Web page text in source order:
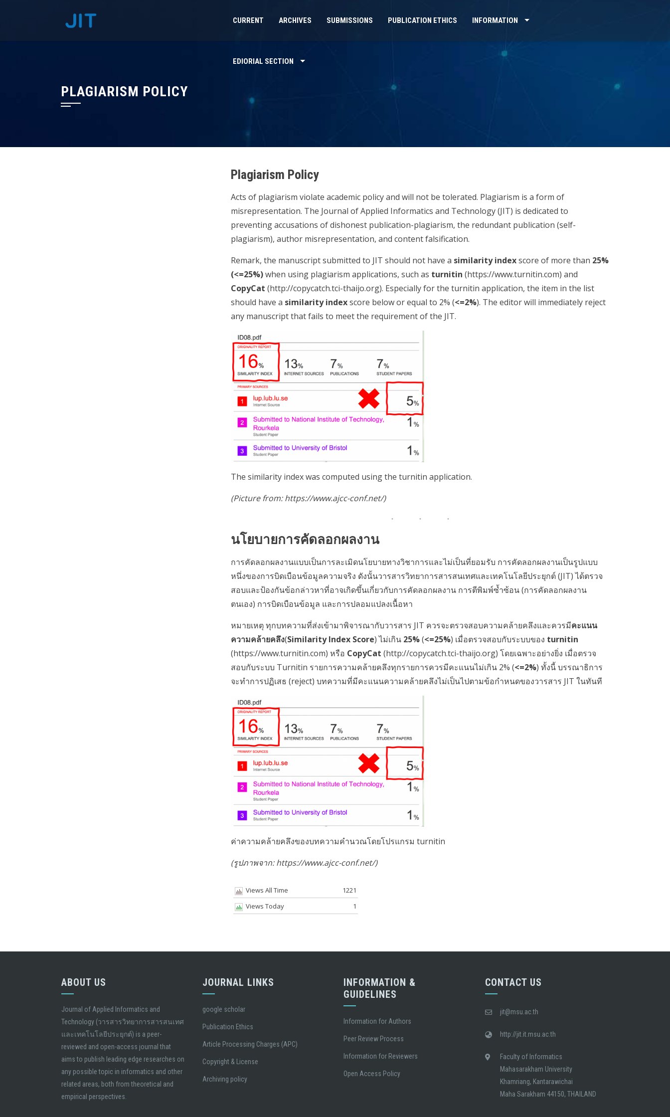
CURRENT ARCHIVES SUBMISSIONS PUBLICATION ETHICS INFORMATION
EDIORIAL SECTION
PLAGIARISM POLICY
Plagiarism Policy
Acts of plagiarism violate academic policy and will not be tolerated. Plagiarism is a form of
misrepresentation. The Journal of Applied Informatics and Technology (JIT) is dedicated to
preventing accusations of dishonest publication-plagiarism, the redundant publication (self-
plagiarism), author misrepresentation, and content falsification.
Remark, the manuscript submitted to JIT should not have a similarity indexscore of more than 25%
(<=25%)when using plagiarism applications, such as turnitin (https://www.turnitin.com) and
CopyCat (http://copycatch.tci-thaijo.org). Especially for the turnitin application, the item in the list
should have a similarity indexscore below or equal to 2% (<=2%). The editor will immediately reject
any manuscript that fails to meet the requirement of the JIT.
The similarity index was computed using the turnitin application.
(Picture from: https://www.ajcc-conf.net/)
นโยบายการคัดลอกผลงาน
การคัดลอกผลงานแบบเป็นการละเมิดนโยบายทางวิชาการและไม่เป็นที่ยอมรับ การคัดลอกผลงานเป็นรูปแบบ
หนึ่งของการบิดเบือนข้อมูลความจริง ดังนั้นวารสารวิทยาการสารสนเทศและเทคโนโลยีประยุกต์ (JIT) ได้ตรวจ
สอบและป้องกันข้อกล่าวหาที่อาจเกิดขึ้นเกี่ยวกับการคัดลอกผลงาน การตีพิมพ์ซ้ำซ้อน (การคัดลอกผลงาน
ตนเอง) การบิดเบือนข้อมูล และการปลอมแปลงเนื้อหา
หมายเหตุ ทุกบทความที่ส่งเข้ามาพิจารณากับวารสาร JIT ควรจะตรวจสอบความคล้ายคลึงและควรมีคะแนน
ความคล้ายคลึง(Similarity Index Score) ไม่เกิน 25%(<=25%) เมื่อตรวจสอบกับระบบของ turnitin
(https://www.turnitin.com) หรือ CopyCat (http://copycatch.tci-thaijo.org) โดยเฉพาะอย่างยิ่ง เมื่อตรวจ
สอบกับระบบ Turnitin รายการความคล้ายคลึงทุกรายการควรมีคะแนนไม่เกิน 2% (<=2%) ทั้งนี้ บรรณาธิการ
จะทำการปฏิเสธ (reject) บทความที่มีคะแนนความคล้ายคลึงไม่เป็นไปตามข้อกำหนดของวารสาร JIT ในทันที
ค่าความคล้ายคลึงของบทความคำนวณโดยโปรแกรม turnitin
(รูปภาพจาก: https://www.ajcc-conf.net/)
Views All Time
1221
Views Today
1
ABOUT US
Journal of Applied Informatics and
Technology (วารสารวิทยาการสารสนเทศ
และเทคโนโลยีประยุกต์) is a peer-
reviewed and open-access journal that
aims to publish leading edge researches on
any possible topic in informatics and other
related areas, both from theoretical and
empirical perspectives.
JOURNAL LINKS
google scholar
Publication Ethics
Article Processing Charges (APC)
Copyright & License
Archiving policy
INFORMATION &
GUIDELINES
Information for Authors
Peer Review Process
Information for Reviewers
Open Access Policy
CONTACT US
jit@msu.ac.th
http://jit.it.msu.ac.th
Faculty of Informatics
Mahasarakham University
Khamriang, Kantarawichai
Maha Sarakham 44150, THAILAND